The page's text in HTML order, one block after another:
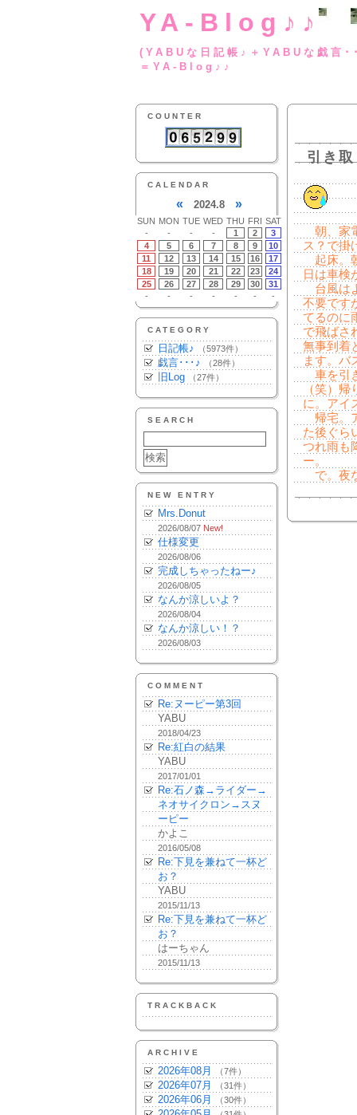
YA-Blog♪♪
(YABUな日記帳♪
＝YA-Blog♪♪
COUNTER
CALENDAR
« 2024.8 »
SUN MON TUE WED THU FRI SAT
-
- - - 1 2
3
4
5 6 7 8 9
10
11
12 13 14 15 16
17
18
19 20 21 22 23
24
25
26 27 28 29 30
31
-
- - - - - -
CATEGORY
日記帳♪ （5973件）
戯言･･･♪ （28件）
旧Log （27件）
SEARCH
NEW ENTRY
Mrs.Donut
2026/08/07 New!
仕様変更
2026/08/06
完成しちゃったねー♪
2026/08/05
なんか涼しいよ？
2026/08/04
なんか涼しい！？
2026/08/03
COMMENT
Re:ヌーピー第3回
YABU
2018/04/23
Re:紅白の結果
YABU
2017/01/01
Re:石ノ森→ライダー→
ネオサイクロン→スヌ
ーピー
かよこ
2016/05/08
Re:下見を兼ねて一杯ど
お？
YABU
2015/11/13
Re:下見を兼ねて一杯ど
お？
はーちゃん
2015/11/13
TRACKBACK
ARCHIVE
2026年08月 （7件）
2026年07月 （31件）
2026年06月 （30件）
引き
朝、家
ス？で掛
起床。
日は車検
台風は
不要です
てるのに
で飛ばさ
無事到着
ます。バ
車を引
（笑）
に。アイ
帰宅。
た後ぐら
つれ雨も
ー。
で。夜